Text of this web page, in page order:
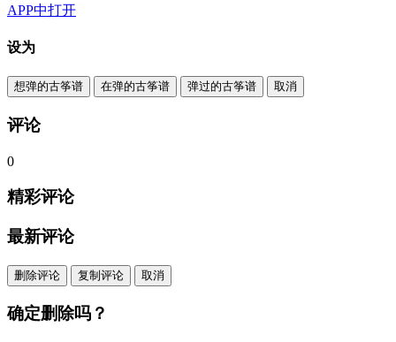
APP中打开
设为
想弹的古筝谱 在弹的古筝谱 弹过的古筝谱 取消
评论
0
精彩评论
最新评论
删除评论 复制评论 取消
确定删除吗？